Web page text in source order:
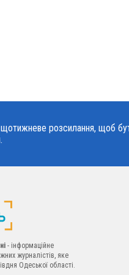
розсилання, щоб
- інформаційне
журналістів, яке
Одеської області.